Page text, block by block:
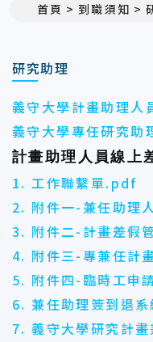
首頁 到職須知
研究助理
義守大學計畫助理
義守大學專任研究
計畫助理人員線上
1. 工作聯繫單.pdf
2. 附件一-兼任助理
3. 附件二-計畫差假
4. 附件三-專兼任計
5. 附件四-臨時工申
6. 兼任助理簽到退
7. 義守大學研究計